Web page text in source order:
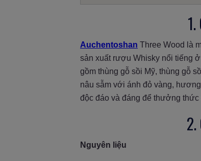
Auchentoshan Three Wood là
sản xuất rượu Whisky nổi tiếng
gồm thùng gỗ sồi Mỹ, thùng gỗ
nâu sẫm với ánh đỏ vàng,
độc đáo và đáng để thưởng
2.
Nguyên liệu